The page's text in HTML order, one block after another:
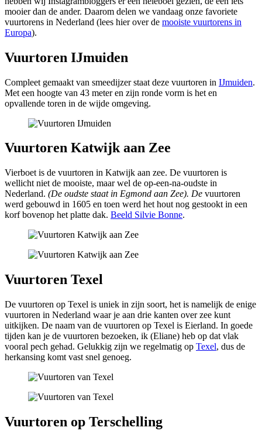
mooier dan de ander. Daarom delen we vandaag onze favoriete
vuurtorens in Nederland (lees hier over de mooiste vuurtorens in
Europa).
Vuurtoren IJmuiden
Compleet gemaakt van smeedijzer staat deze vuurtoren in IJmuiden.
Met een hoogte van 43 meter en zijn ronde vorm is het en
opvallende toren in de wijde omgeving.
Vuurtoren Katwijk aan Zee
Vierboet is de vuurtoren in Katwijk aan zee. De vuurtoren is
wellicht niet de mooiste, maar wel de op-een-na-oudste in
Nederland. (De oudste staat in Egmond aan Zee). De vuurtoren
werd gebouwd in 1605 en toen werd het hout nog gestookt in een
korf bovenop het platte dak. Beeld Silvie Bonne.
Vuurtoren Texel
De vuurtoren op Texel is uniek in zijn soort, het is namelijk de enige
vuurtoren in Nederland waar je aan drie kanten over zee kunt
uitkijken. De naam van de vuurtoren op Texel is Eierland. In goede
tijden kan je de vuurtoren bezoeken, ik (Eliane) heb op dat vlak
vooral pech gehad. Gelukkig zijn we regelmatig op Texel, dus de
herkansing komt vast snel genoeg.
Vuurtoren op Terschelling